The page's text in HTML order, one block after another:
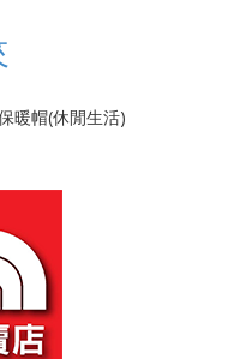
暖帽(休閒生活)